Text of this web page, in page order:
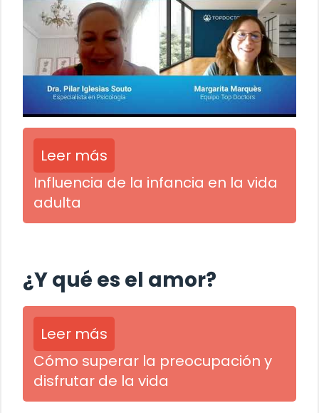
Leer más
Influencia de la infancia en la vida
adulta
¿Y qué es el amor?
Leer más
Cómo superar la preocupación y
disfrutar de la vida